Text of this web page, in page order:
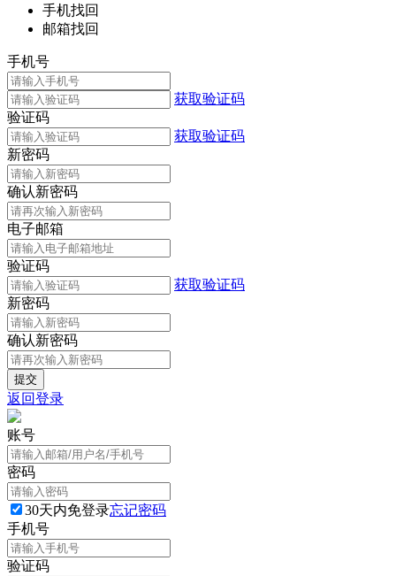
手机找回
邮箱找回
手机号
获取验证码
验证码
获取验证码
新密码
确认新密码
电子邮箱
验证码
获取验证码
新密码
确认新密码
返回登录
账号
密码
30天内免登录忘记密码
手机号
验证码